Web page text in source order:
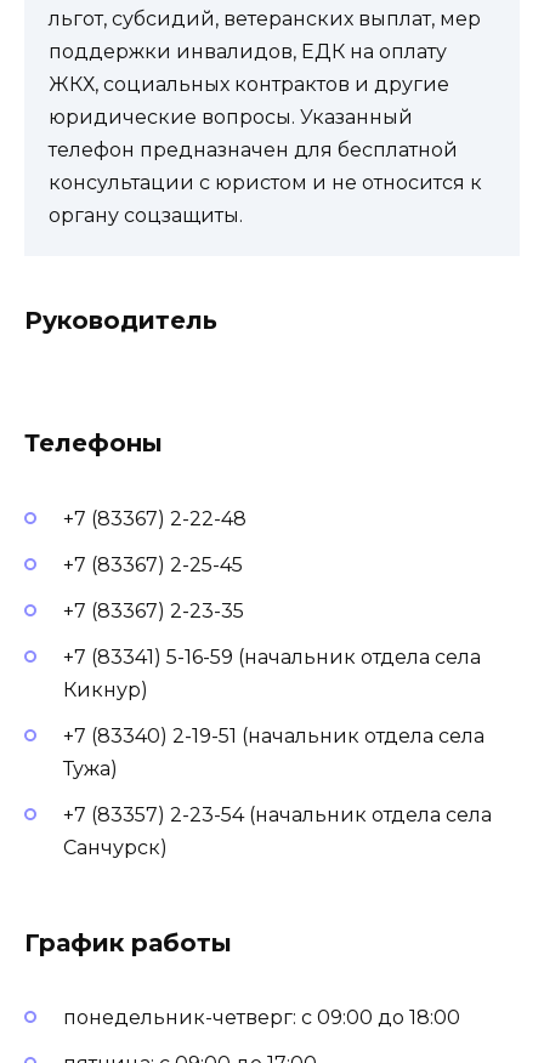
льгот, субсидий, ветеранских выплат, мер
поддержки инвалидов, ЕДК на оплату
ЖКХ, социальных контрактов и другие
юридические вопросы. Указанный
телефон предназначен для бесплатной
консультации с юристом и не относится к
органу соцзащиты.
Руководитель
Телефоны
+7 (83367) 2-22-48
+7 (83367) 2-25-45
+7 (83367) 2-23-35
+7 (83341) 5-16-59 (начальник отдела села
Кикнур)
+7 (83340) 2-19-51 (начальник отдела села
Тужа)
+7 (83357) 2-23-54 (начальник отдела села
Санчурск)
График работы
понедельник-четверг: с 09:00 до 18:00